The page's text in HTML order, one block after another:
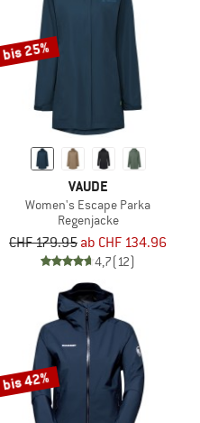
bis 25%
VAUDE
Women's Escape Parka
Regenjacke
CHF 179.95 ab CHF 134.96
4,7(12)
bis 42%